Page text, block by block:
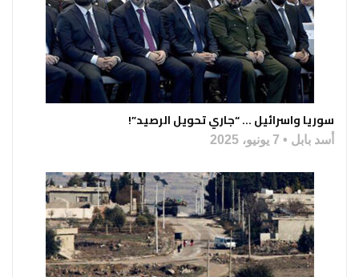
سوريا واسرائيل … “جاري تحويل الرصيد”!
أسد بابل 7 يونيو، 2025